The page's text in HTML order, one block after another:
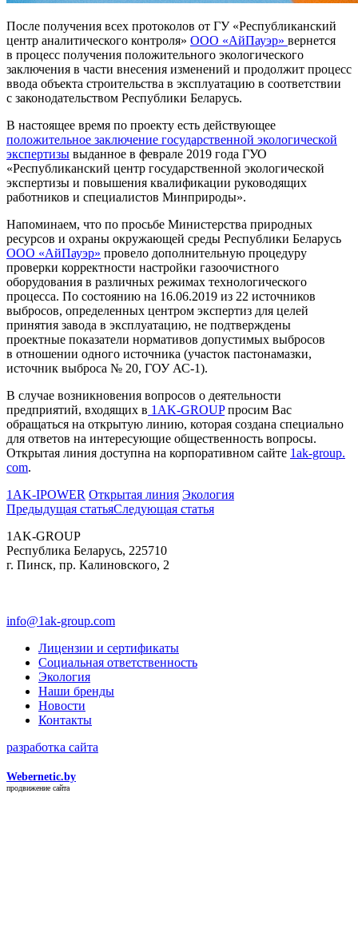
После получения всех протоколов от ГУ «Республиканский
центр аналитического контроля» ООО «АйПауэр» вернется
в процесс получения положительного экологического
заключения в части внесения изменений и продолжит процесс
ввода объекта строительства в эксплуатацию в соответствии
с законодательством Республики Беларусь.
В настоящее время по проекту есть действующее
положительное заключение государственной экологической
экспертизы выданное в феврале 2019 года ГУО
«Республиканский центр государственной экологической
экспертизы и повышения квалификации руководящих
работников и специалистов Минприроды».
Напоминаем, что по просьбе Министерства природных
ресурсов и охраны окружающей среды Республики Беларусь
ООО «АйПауэр» провело дополнительную процедуру
проверки корректности настройки газоочистного
оборудования в различных режимах технологического
процесса. По состоянию на 16.06.2019 из 22 источников
выбросов, определенных центром экспертиз для целей
принятия завода в эксплуатацию, не подтверждены
проектные показатели нормативов допустимых выбросов
в отношении одного источника (участок пастонамазки,
источник выброса № 20, ГОУ АС-1).
В случае возникновения вопросов о деятельности
предприятий, входящих в 1AK-GROUPпросим Вас
обращаться на открытую линию, которая создана специально
для ответов на интересующие общественность вопросы.
Открытая линия доступна на корпоративном сайте 1ak-group.
com.
1AK-IPOWER Открытая линия Экология
Предыдущая статьяСледующая статья
1AK-GROUP
Республика Беларусь, 225710
г. Пинск, пр. Калиновского, 2
info@1ak-group.com
Лицензии и сертификаты
Социальная ответственность
Экология
Наши бренды
Новости
Контакты
разработка сайта
Webernetic.by
продвижение сайта